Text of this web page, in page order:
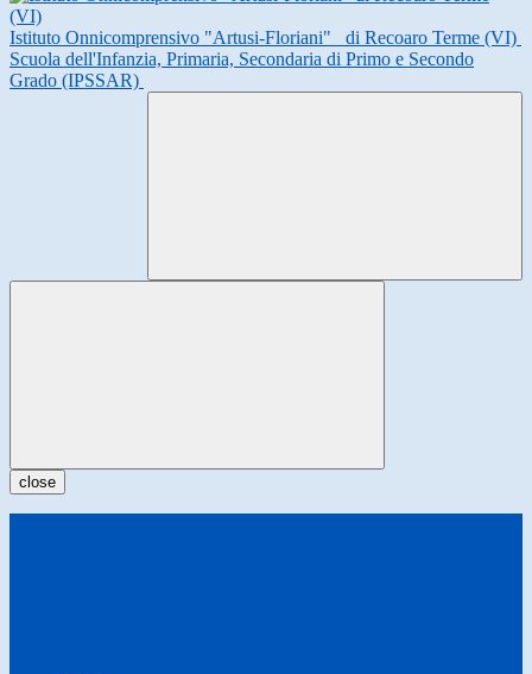
Istituto Onnicomprensivo "Artusi-Floriani"
di Recoaro Terme (VI)
Scuola dell'Infanzia, Primaria, Secondaria di Primo e Secondo
Grado (IPSSAR)
close